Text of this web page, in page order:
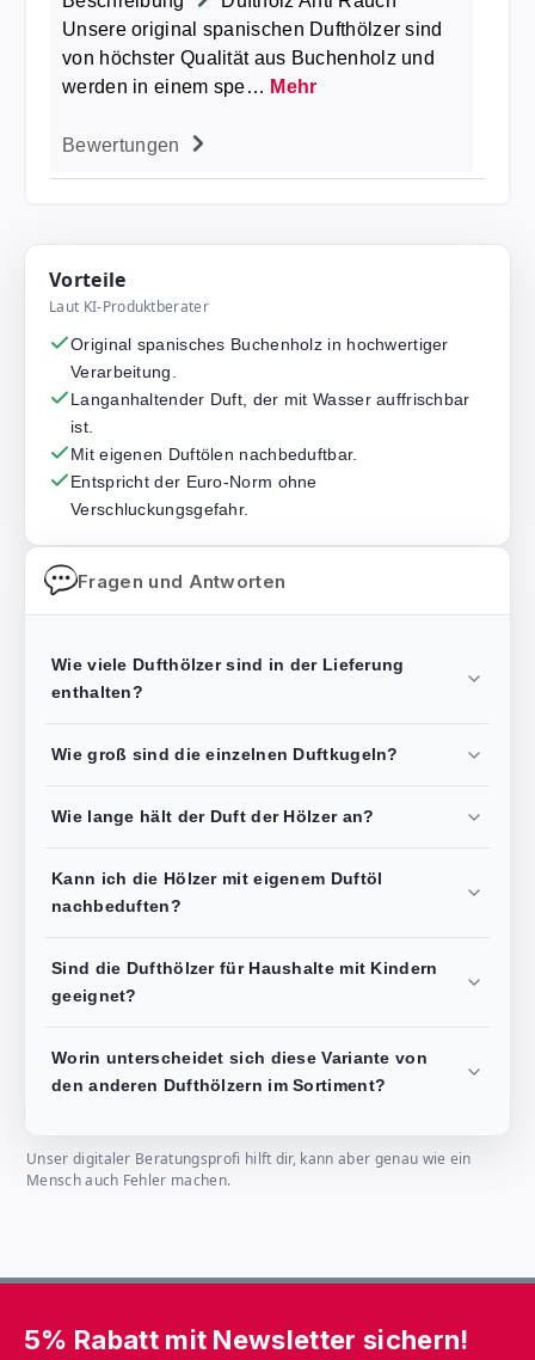
Unsere original spanischen Dufthölzer sind
von höchster Qualität aus Buchenholz und
werden in einem spe… Mehr
Bewertungen
Vorteile
Laut KI-Produktberater
Original spanisches Buchenholz in hochwertiger
Verarbeitung.
Langanhaltender Duft, der mit Wasser auffrischbar
ist.
Mit eigenen Duftölen nachbeduftbar.
Entspricht der Euro-Norm ohne
Verschluckungsgefahr.
Fragen und Antworten
Wie viele Dufthölzer sind in der Lieferung
enthalten?
Wie groß sind die einzelnen Duftkugeln?
Wie lange hält der Duft der Hölzer an?
Kann ich die Hölzer mit eigenem Duftöl
nachbeduften?
Sind die Dufthölzer für Haushalte mit Kindern
geeignet?
Worin unterscheidet sich diese Variante von
den anderen Dufthölzern im Sortiment?
Unser digitaler Beratungsprofi hilft dir, kann aber genau wie ein
Mensch auch Fehler machen.
5% Rabatt mit Newsletter sichern!